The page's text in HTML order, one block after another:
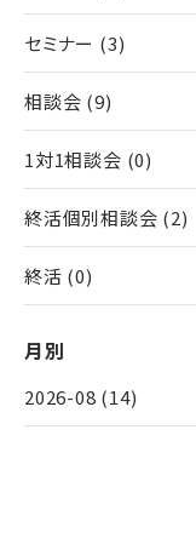
セミナー (3)
相談会 (9)
1対1相談会 (0)
終活個別相談会 (2)
終活 (0)
月別
2026-08 (14)